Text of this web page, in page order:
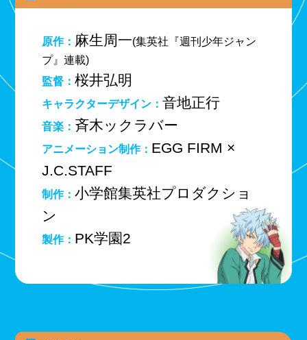
原作： 麻生周一(集英社『週刊少年ジャン
プ』連載)
監督： 桜井弘明
キャラクターデザイン： 音地正行
音楽： 斉木ックラバー
アニメーション制作： EGG FIRM ×
J.C.STAFF
制作： 小学館集英社プロダクショ
ン
製作： PK学園2